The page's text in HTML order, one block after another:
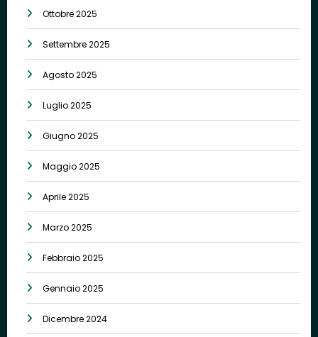
Ottobre 2025
Settembre 2025
Agosto 2025
Luglio 2025
Giugno 2025
Maggio 2025
Aprile 2025
Marzo 2025
Febbraio 2025
Gennaio 2025
Dicembre 2024